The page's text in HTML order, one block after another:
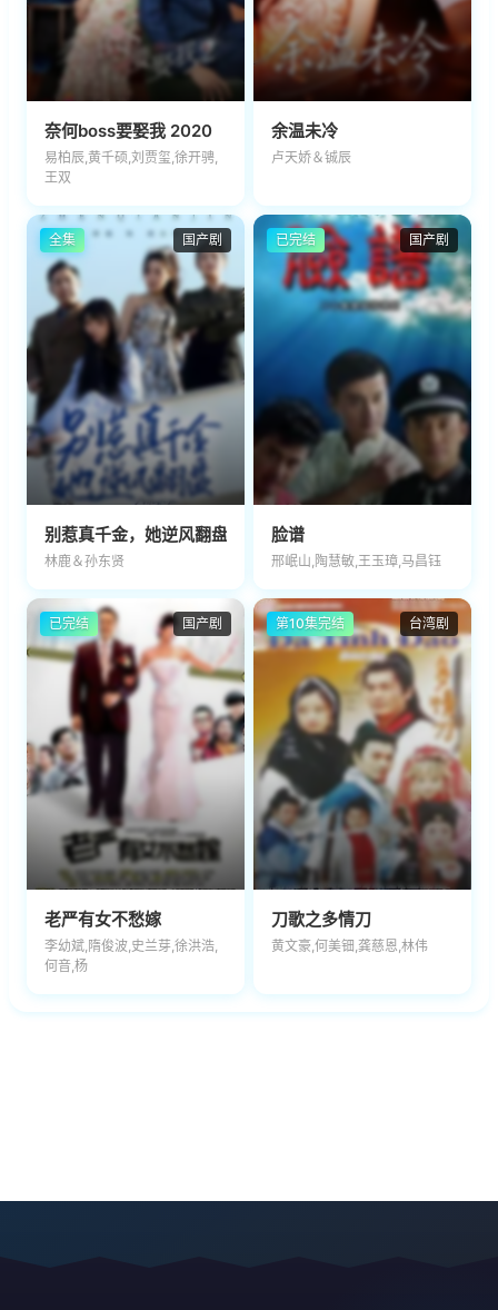
奈何boss要娶我 2020
易柏辰,黄千硕,刘贾玺,徐开骋,
王双
余温未冷
卢天娇＆铖辰
国产剧
全集
别惹真千金，她逆风翻盘
林鹿＆孙东贤
国产剧
已完结
脸谱
邢岷山,陶慧敏,王玉璋,马昌钰
国产剧
已完结
老严有女不愁嫁
李幼斌,隋俊波,史兰芽,徐洪浩,
何音,杨
台湾剧
第10集完结
刀歌之多情刀
黄文豪,何美钿,龚慈恩,林伟